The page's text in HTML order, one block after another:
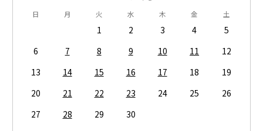
日 月 火 水 木 金 土
1 2 3 4
5
6
7 8 9 10 11
12
13
14 15 16 17 18
19
20
21 22 23 24 25
26
27
28 29 30